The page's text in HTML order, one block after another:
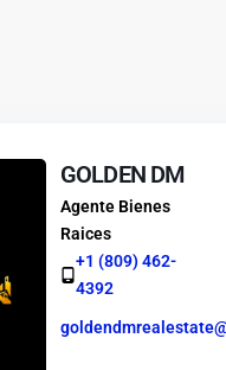
GOLDEN DM
Agente Bienes
Raices
+1 (809) 462-
4392